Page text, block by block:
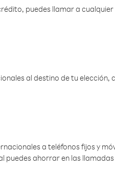
puedes llamar a
al destino de tu elección,
a teléfonos fijos y
puedes ahorrar en las